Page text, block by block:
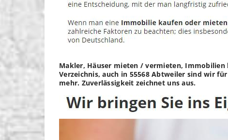
Makler, Häuser mieten / vermieten, Immobilien
Verzeichnis, auch in 55568 Abtweiler sind wir
mehr. Zuverlässigkeit zeichnet uns aus.